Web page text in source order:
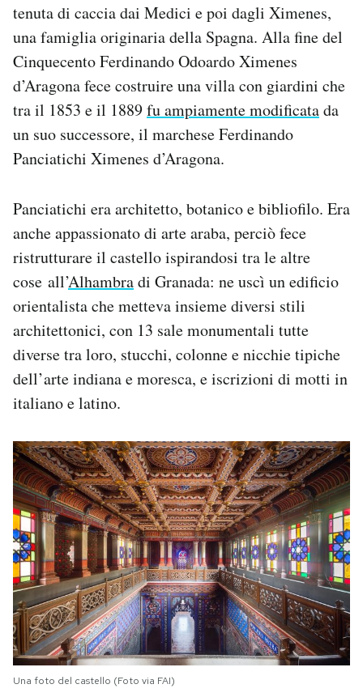
tenuta di caccia dai Medici e poi dagli Ximenes,
una famiglia originaria della Spagna. Alla fine del
Cinquecento Ferdinando Odoardo Ximenes
d’Aragona fece costruire una villa con giardini che
tra il 1853 e il 1889fu ampiamente modificatada
un suo successore, il marchese Ferdinando
Panciatichi Ximenes d’Aragona.
Panciatichi era architetto, botanico e bibliofilo. Era
anche appassionato di arte araba, perciò fece
ristrutturare il castello ispirandosi tra le altre
cose all’Alhambradi Granada: ne uscì un edificio
orientalista che metteva insieme diversi stili
architettonici, con 13 sale monumentali tutte
diverse tra loro, stucchi, colonne e nicchie tipiche
dell’arte indiana e moresca, e iscrizioni di motti in
italiano e latino.
Una foto del castello (Foto via FAI)